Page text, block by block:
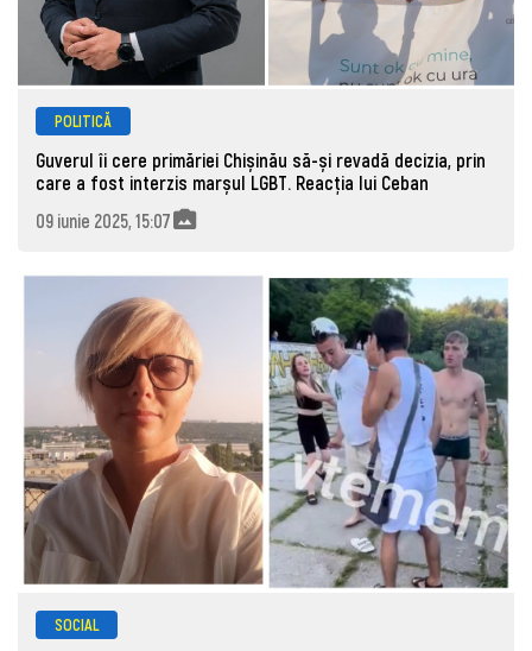
POLITICĂ
Guverul îi cere primăriei Chișinău să-și revadă decizia, prin
care a fost interzis marșul LGBT. Reacția lui Ceban
09 iunie 2025, 15:07
SOCIAL